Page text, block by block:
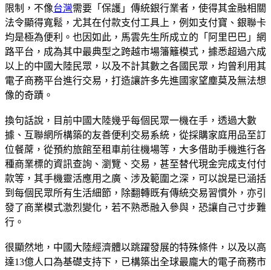
限制，不像台灣需要「保護」傳統銀行業者，使得其金融相關
法令顯得寬鬆，尤其在付款支付工具上，例如支付寶、銀聯卡
均是極為便利。也因如此，馬雲先生所成立的「阿里巴巴」網
路平台，成為其中最典型之跨越市場籓籬模式，據悉超過六成
以上的中國大陸民眾，以及不計其數之各國民眾，均曾利用其
電子商務平台進行交易，打造讓許多先進國家望塵莫及無法想
像的奇蹟。
換句話說，目前中國大陸幾乎每個民眾一機在手，透過大數
據、互聯網所構築的友善便利交易系統，從採購家庭用品至訂
位餐蓆，從預約旅館至租車前往機場等，大多借助手機進行各
種商業標的資訊查詢、瀏覽、交易，甚至替代現金完成支付付
款等，其手機靈活應用之廣、涉及範圍之深，可以說是已涵括
到每個民眾所有生活細節，除翻轉既有傳統交易習慣外，亦引
發了商業模式激烈變化，若不熟悉融入參與，恐讓自己寸步難
行。
很顯然地，中國大陸經濟體以跳躍發展的特殊條件，以及以高
達13億人口為基礎支持下，已構築出全球最龐大的電子商務市